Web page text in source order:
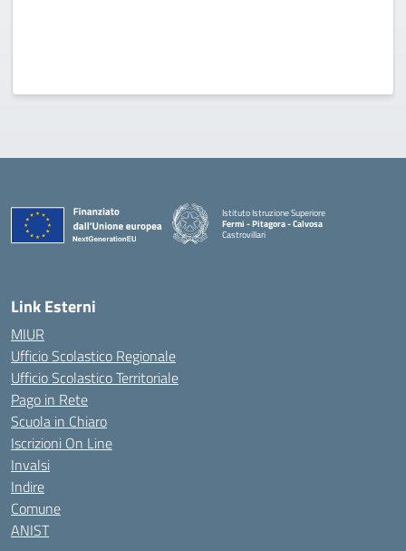
Istituto Istruzione Superiore
Fermi - Pitagora - Calvosa
Castrovillari
Link Esterni
MIUR
Ufficio Scolastico Regionale
Ufficio Scolastico Territoriale
Pago in Rete
Scuola in Chiaro
Iscrizioni On Line
Invalsi
Indire
Comune
ANIST